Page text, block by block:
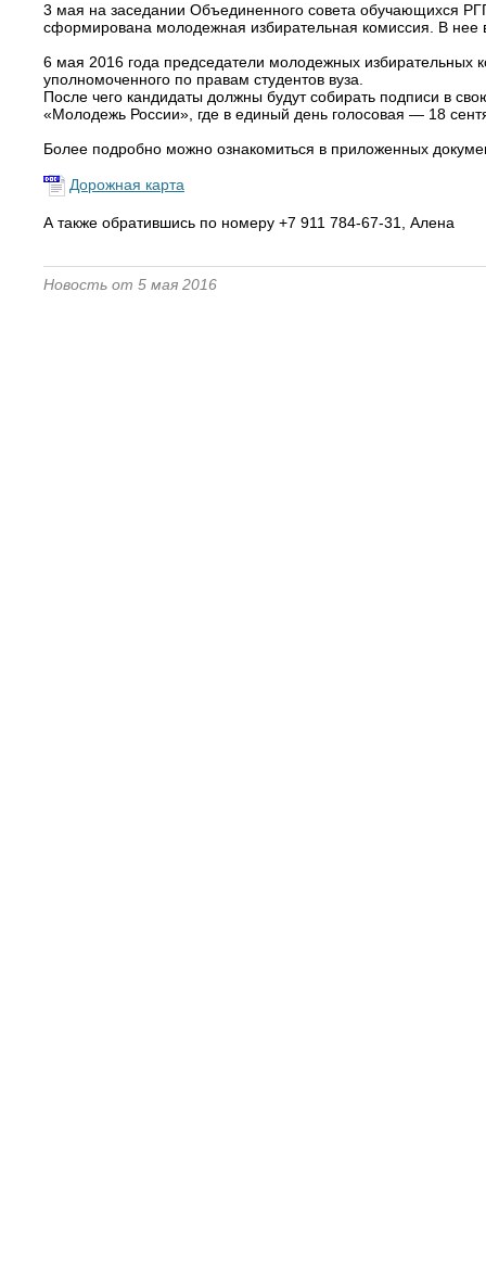
3 мая на заседании Объединенного совета обучающихся
сформирована молодежная избирательная комиссия. В
6 мая 2016 года председатели молодежных избирательных
уполномоченного по правам студентов вуза.
После чего кандидаты должны будут собирать подписи в
«Молодежь России», где в единый день голосовая — 18
Более подробно можно ознакомиться в приложенных
Дорожная карта
А также обратившись по номеру +7 911 784-67-31, Алена
Новость от 5 мая 2016